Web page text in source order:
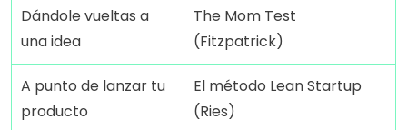
Dándole vueltas a
una idea
The Mom Test
(Fitzpatrick)
A punto de lanzar tu
producto
El método Lean Startup
(Ries)